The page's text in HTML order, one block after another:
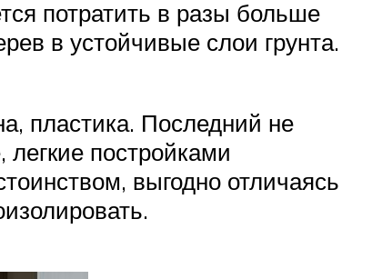
потратить в разы больше
в устойчивые слои грунта.
пластика. Последний не
постройками
выгодно отличаясь